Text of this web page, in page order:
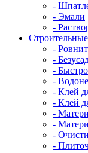
-
- Эмали
-
-
-
-
-
- Клей
- Клей
-
-
-
-